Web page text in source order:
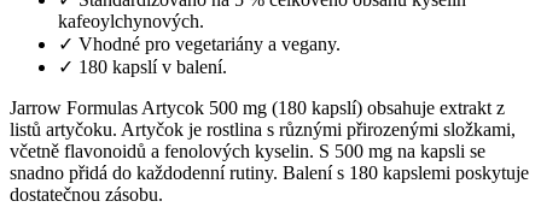
kafeoylchynových.
✓ Vhodné pro vegetariány a vegany.
✓ 180 kapslí v balení.
Jarrow Formulas Artycok 500 mg (180 kapslí) obsahuje extrakt z
listů artyčoku. Artyčok je rostlina s různými přirozenými složkami,
včetně flavonoidů a fenolových kyselin. S 500 mg na kapsli se
snadno přidá do každodenní rutiny. Balení s 180 kapslemi poskytuje
dostatečnou zásobu.